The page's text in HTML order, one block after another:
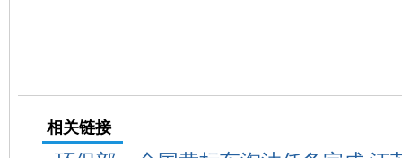
相关链接